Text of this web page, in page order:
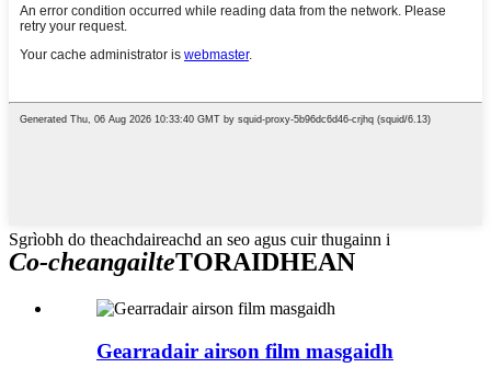
Sgrìobh do theachdaireachd an seo agus cuir thugainn i
Co-cheangailteTORAIDHEAN
Gearradair airson film masgaidh